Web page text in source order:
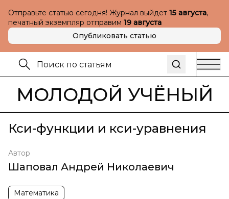
Отправьте статью сегодня! Журнал выйдет 15 августа,
печатный экземпляр отправим 19 августа
Опубликовать статью
МОЛОДОЙ УЧЁНЫЙ
Кси-функции и кси-уравнения
Автор
Шаповал Андрей Николаевич
Математика